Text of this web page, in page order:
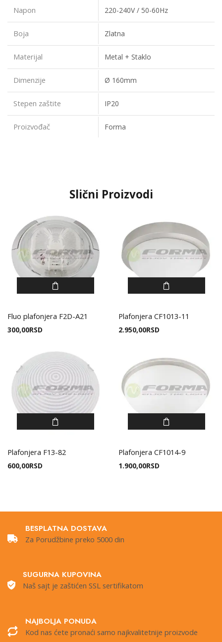
Napon 220-240V / 50-60Hz
Boja Zlatna
Materijal Metal + Staklo
Dimenzije Ø 160mm
Stepen zaštite IP20
Proizvođač Forma
Slični Proizvodi
Fluo plafonjera F2D-A21
300,00RSD
Plafonjera CF1013-11
2.950,00RSD
Plafonjera F13-82
600,00RSD
Plafonjera CF1014-9
1.900,00RSD
BESPLATNA DOSTAVA
Za Porudžbine preko 5000 din
SUGURNA KUPOVINA
Naš sajt je zaštićen SSL sertifikatom
NAJBOLJA PONUDA
Kod nas ćete pronaći samo najkvalitetnije proizvode